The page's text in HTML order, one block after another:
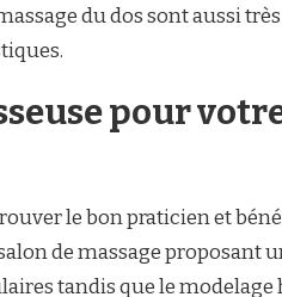
du dos sont aussi
pour
le bon praticien et
de massage proposant
tandis que le modelage